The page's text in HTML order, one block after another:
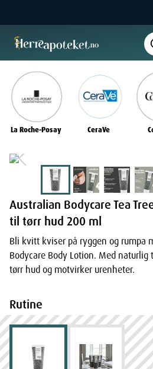
La Roche-Posay CeraVe
Australian Bodycare Tea
til tørr hud 200 ml
Bli kvitt kviser på ryggen og rumpa
Bodycare Body Lotion. Med
tørr hud og motvirker urenheter.
Rutine